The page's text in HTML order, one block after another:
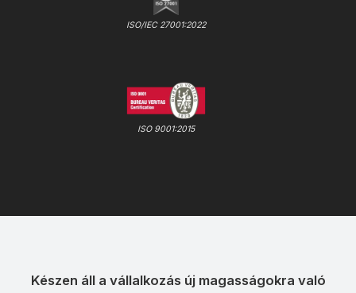
ISO/IEC 27001:2022
ISO 9001:2015
Készen áll a vállalkozás új magasságokra való